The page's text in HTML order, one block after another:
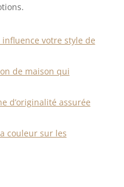
votre style de
de maison qui
d’originalité assurée
couleur sur les